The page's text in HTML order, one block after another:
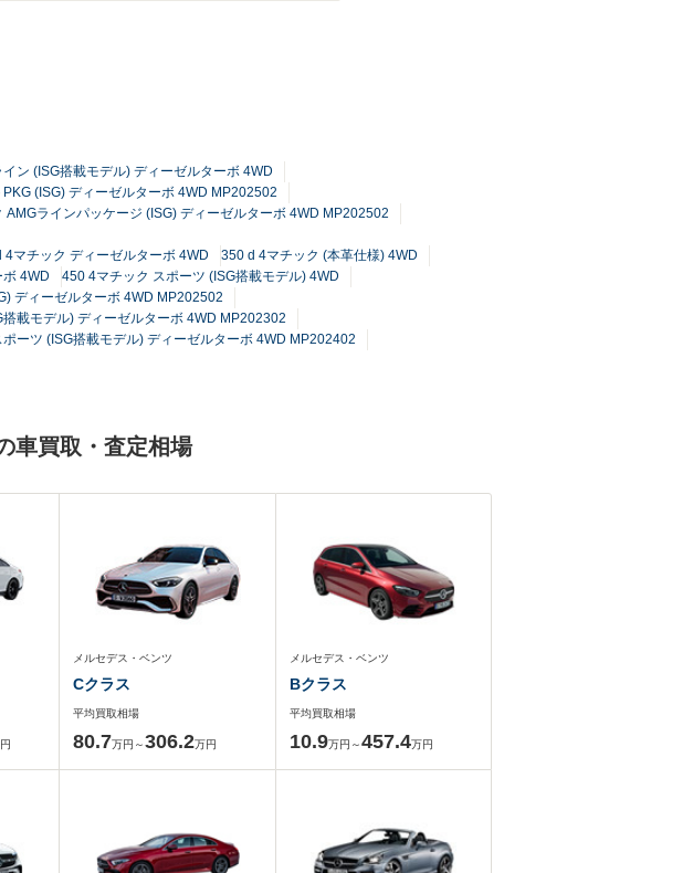
ン (ISG搭載モデル) ディーゼルターボ 4WD
(ISG) ディーゼルターボ 4WD MP202502
AMGラインパッケージ (ISG) ディーゼルターボ 4WD MP202502
4マチック ディーゼルターボ 4WD
350 d 4マチック (本革仕様) 4WD
4WD
450 4マチック スポーツ (ISG搭載モデル) 4WD
ディーゼルターボ 4WD MP202502
載モデル) ディーゼルターボ 4WD MP202302
ーツ (ISG搭載モデル) ディーゼルターボ 4WD MP202402
車買取・査定相場
メルセデス・ベンツ
Cクラス
平均買取相場
80.7万円～306.2万円
メルセデス・ベンツ
Bクラス
平均買取相場
10.9万円～457.4万円